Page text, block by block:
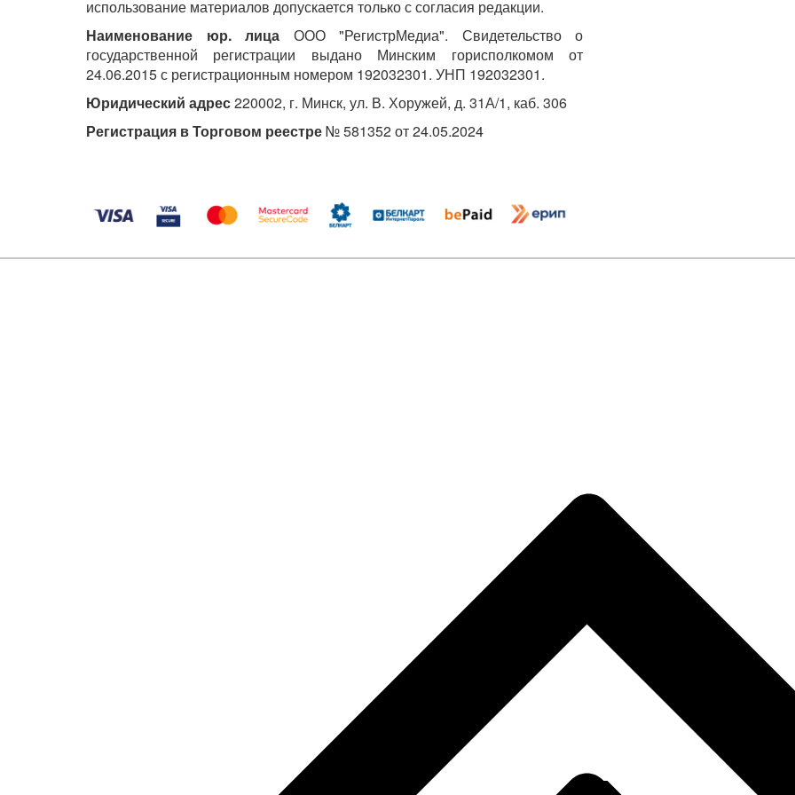
<...>
использование материалов допускается только с согласия редакции.
Наименование юр. лица ООО "РегистрМедиа". Свидетельство о
государственной регистрации выдано Минским горисполкомом от
24.06.2015 с регистрационным номером 192032301. УНП 192032301.
Юридический адрес220002, г. Минск, ул. В. Хоружей, д. 31А/1, каб. 306
Регистрация в Торговом реестре№ 581352 от 24.05.2024